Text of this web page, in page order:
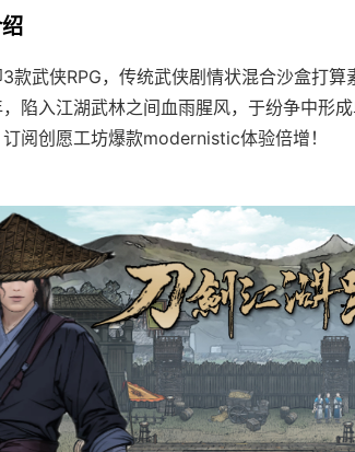
3款武侠RPG，传统武侠剧情状混合沙盒打
陷入江湖武林之间血雨腥风，于纷争中形
阅创愿工坊爆款modernistic体验倍增！